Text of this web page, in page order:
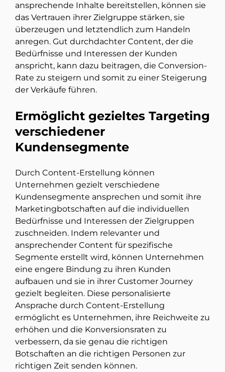
ansprechende Inhalte bereitstellen, können sie
das Vertrauen ihrer Zielgruppe stärken, sie
überzeugen und letztendlich zum Handeln
anregen. Gut durchdachter Content, der die
Bedürfnisse und Interessen der Kunden
anspricht, kann dazu beitragen, die Conversion-
Rate zu steigern und somit zu einer Steigerung
der Verkäufe führen.
Ermöglicht gezieltes Targeting
verschiedener
Kundensegmente
Durch Content-Erstellung können
Unternehmen gezielt verschiedene
Kundensegmente ansprechen und somit ihre
Marketingbotschaften auf die individuellen
Bedürfnisse und Interessen der Zielgruppen
zuschneiden. Indem relevanter und
ansprechender Content für spezifische
Segmente erstellt wird, können Unternehmen
eine engere Bindung zu ihren Kunden
aufbauen und sie in ihrer Customer Journey
gezielt begleiten. Diese personalisierte
Ansprache durch Content-Erstellung
ermöglicht es Unternehmen, ihre Reichweite zu
erhöhen und die Konversionsraten zu
verbessern, da sie genau die richtigen
Botschaften an die richtigen Personen zur
richtigen Zeit senden können.